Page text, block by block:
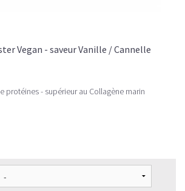
Vegan - saveur Vanille / Cannelle
protéines - supérieur au Collagène marin